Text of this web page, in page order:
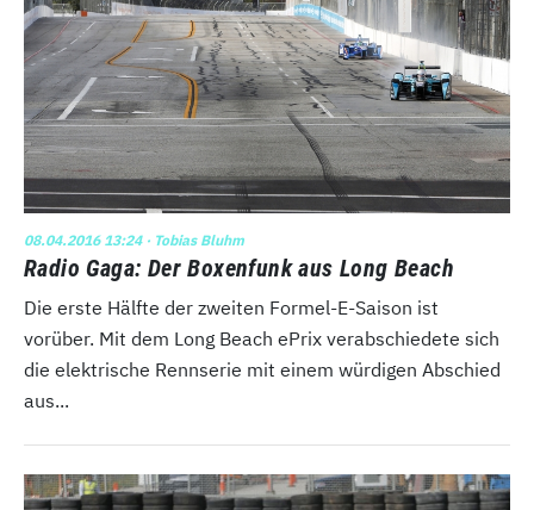
08.04.2016 13:24· Tobias Bluhm
Radio Gaga: Der Boxenfunk aus Long Beach
Die erste Hälfte der zweiten Formel-E-Saison ist
vorüber. Mit dem Long Beach ePrix verabschiedete sich
die elektrische Rennserie mit einem würdigen Abschied
aus...